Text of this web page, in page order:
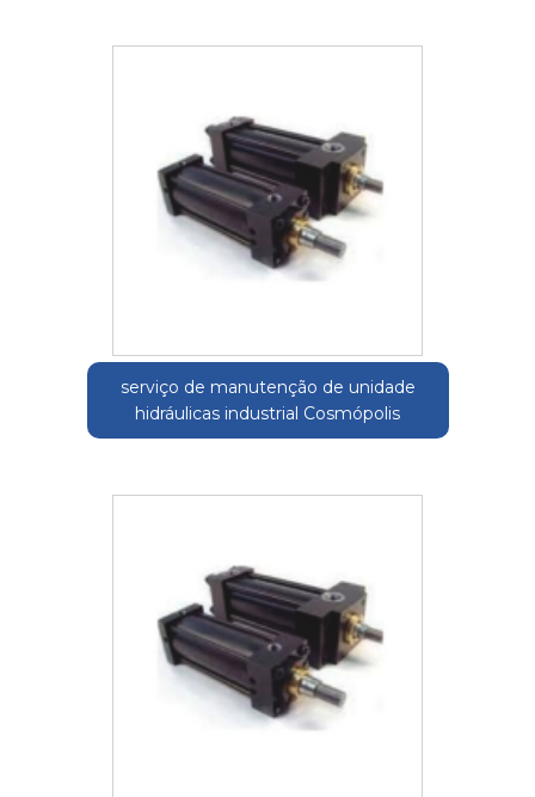
serviço de manutenção de unidade
hidráulicas industrial Cosmópolis